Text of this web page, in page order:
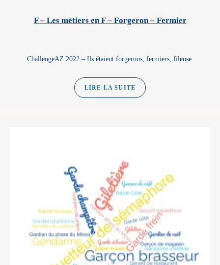
F – Les métiers en F – Forgeron – Fermier
ChallengeAZ 2022 – Ils étaient forgerons, fermiers, fileuse.
LIRE LA SUITE